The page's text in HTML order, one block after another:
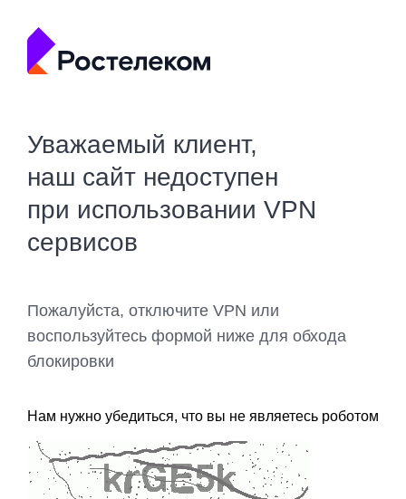
Уважаемый клиент,
наш сайт недоступен
при использовании VPN
сервисов
Пожалуйста, отключите VPN или
воспользуйтесь формой ниже для обхода
блокировки
Нам нужно убедиться, что вы не являетесь роботом